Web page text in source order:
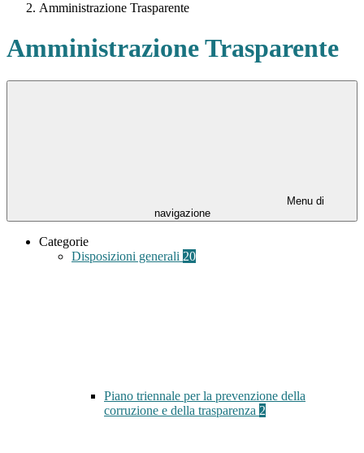
Amministrazione Trasparente
Amministrazione Trasparente
Menu di
navigazione
Categorie
Disposizioni generali 20
Piano triennale per la prevenzione della
corruzione e della trasparenza 2